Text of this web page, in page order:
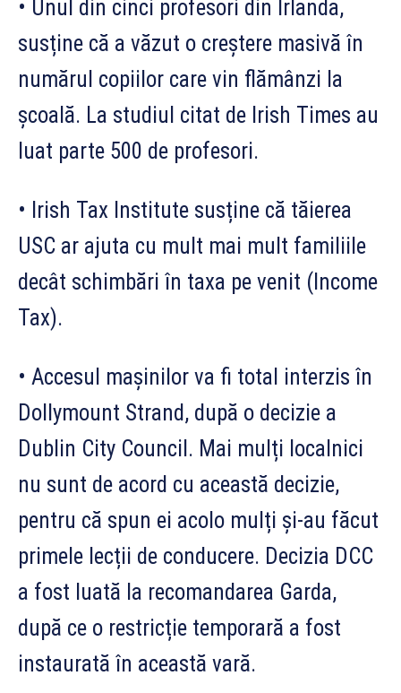
• Unul din cinci profesori din Irlanda,
susține că a văzut o creștere masivă în
numărul copiilor care vin flămânzi la
școală. La studiul citat de Irish Times au
luat parte 500 de profesori.
• Irish Tax Institute susține că tăierea
USC ar ajuta cu mult mai mult familiile
decât schimbări în taxa pe venit (Income
Tax).
• Accesul mașinilor va fi total interzis în
Dollymount Strand, după o decizie a
Dublin City Council. Mai mulți localnici
nu sunt de acord cu această decizie,
pentru că spun ei acolo mulți și-au făcut
primele lecții de conducere. Decizia DCC
a fost luată la recomandarea Garda,
după ce o restricție temporară a fost
instaurată în această vară.